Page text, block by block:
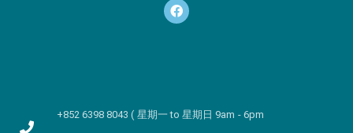
+852 6398 8043 ( 星期一 to 星期日 9am - 6pm